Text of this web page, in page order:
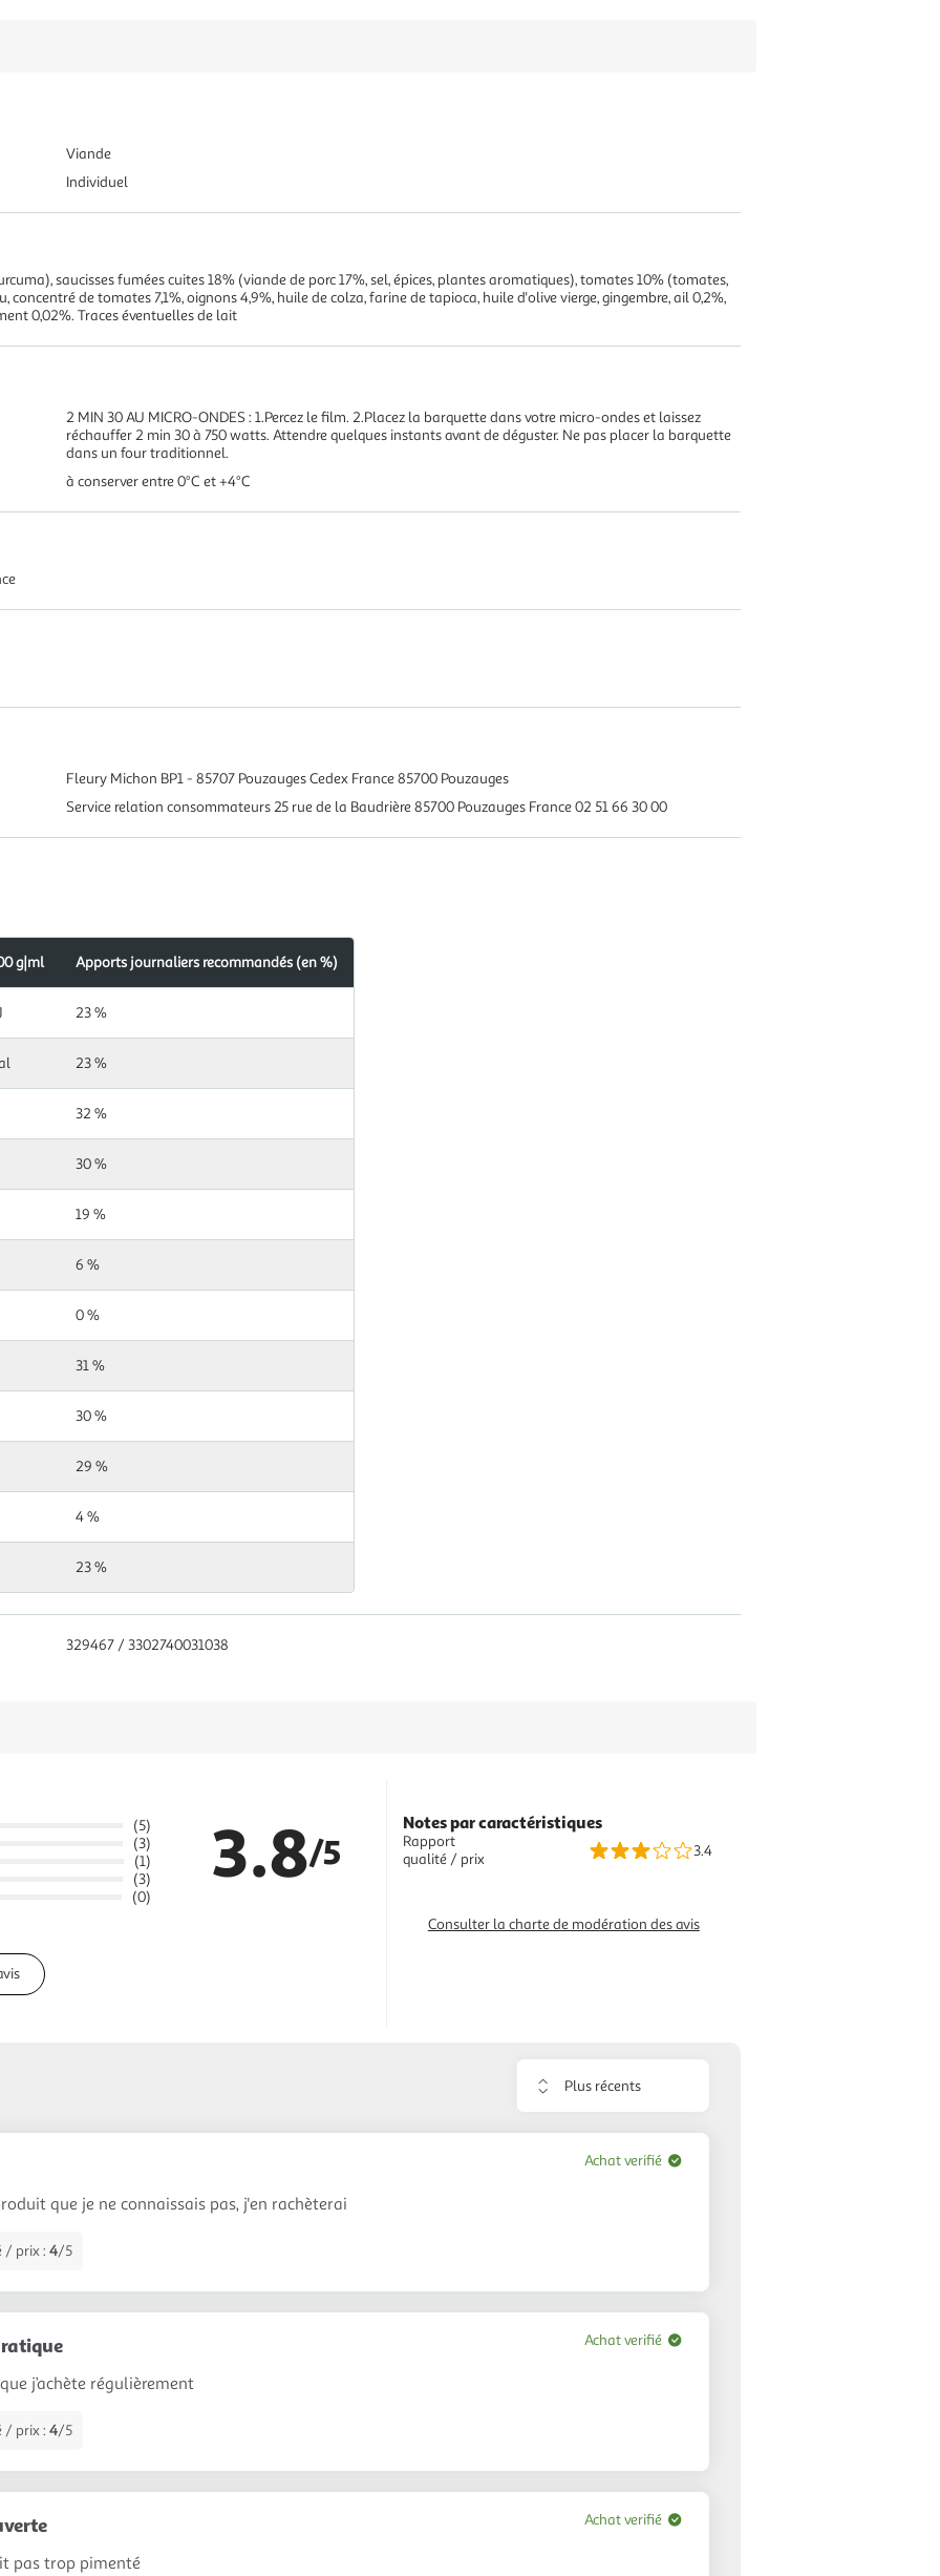
Viande
Individuel
saucisses fumées cuites 18% (viande de porc 17%, sel, épices, plantes aromatiques), tomates 10% (tomates,
concentré de tomates 7,1%, oignons 4,9%, huile de colza, farine de tapioca, huile d'olive vierge, gingembre, ail 0,2%,
0,02%. Traces éventuelles de lait
2 MIN 30 AU MICRO-ONDES : 1.Percez le film. 2.Placez la barquette dans votre micro-ondes et laissez
réchauffer 2 min 30 à 750 watts. Attendre quelques instants avant de déguster. Ne pas placer la barquette
dans un four traditionnel.
à conserver entre 0°C et +4°C
Fleury Michon BP1 - 85707 Pouzauges Cedex France 85700 Pouzauges
Service relation consommateurs 25 rue de la Baudrière 85700 Pouzauges France 02 51 66 30 00
g|ml Apports journaliers recommandés (en %)
23 %
23 %
32 %
30 %
19 %
6 %
0 %
31 %
30 %
29 %
4 %
23 %
329467 / 3302740031038
(5)
(3)
(1)
(3)
(0)
3.8/5
Notes par caractéristiques
Rapport
qualité / prix
3.4
Consulter la charte de modération des avis
Trier
avis
que je ne connaissais pas, j'en rachèterai
/ prix : 4/5
Achat verifié
j’achète régulièrement
/ prix : 4/5
Achat verifié
pas trop pimenté
Achat verifié